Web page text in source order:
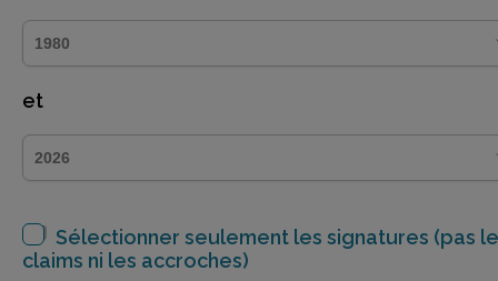
et
Sélectionner seulement les signatures (pas
claims ni les accroches)